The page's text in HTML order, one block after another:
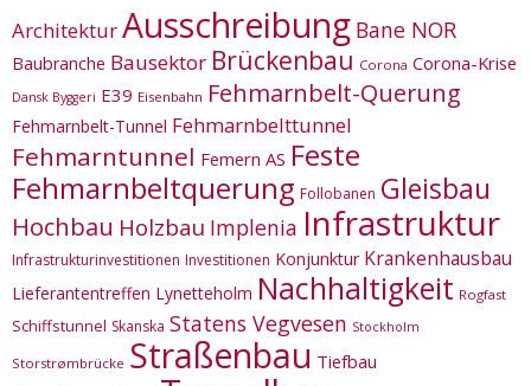
ArchitekturAusschreibung Bane NOR
Baubranche Bausektor Brückenbau Corona Corona-Krise
Dansk Byggeri E39 Eisenbahn Fehmarnbelt-Querung
Fehmarnbelt-Tunnel Fehmarnbelttunnel
Fehmarntunnel Femern AS Feste
Fehmarnbeltquerung Follobanen Gleisbau
Hochbau Holzbau Implenia Infrastruktur
Infrastrukturinvestitionen Investitionen Konjunktur Krankenhausbau
Lieferantentreffen Lynetteholm Nachhaltigkeit Rogfast
Schiffstunnel Skanska Statens Vegvesen Stockholm
Storstrømbrücke Straßenbau Tiefbau